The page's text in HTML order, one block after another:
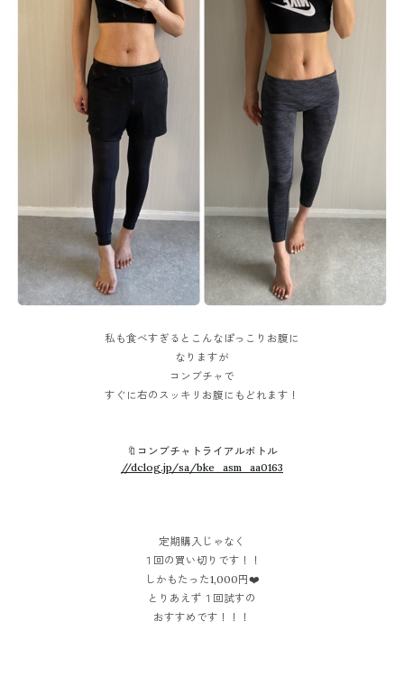
私も食べすぎるとこんなぽっこりお腹に
なりますが
コンブチャで
すぐに右のスッキリお腹にもどれます！
🔖コンブチャトライアルボトル
//dclog.jp/sa/bke_asm_aa0163
定期購入じゃなく
１回の買い切りです！！
しかもたった1,000円❤️
とりあえず１回試すの
おすすめです！！！